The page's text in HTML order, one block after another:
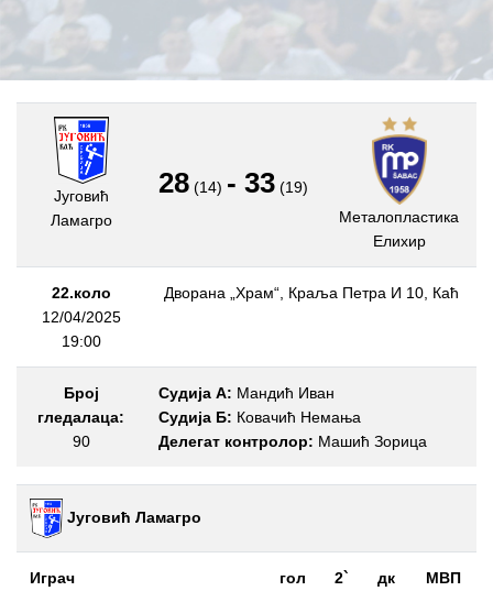
Југовић
Ламагро
28 (14) - 33 (19)
Металопластика
Елиxир
22.коло
12/04/2025
19:00
Дворана „Храм“, Краља Петра И 10, Каћ
Број
гледалаца:
90
Судија А: Мандић Иван
Судија Б: Ковачић Немања
Делегат контролор: Машић Зорица
Југовић Ламагро
Играч гол 2` дк МВП